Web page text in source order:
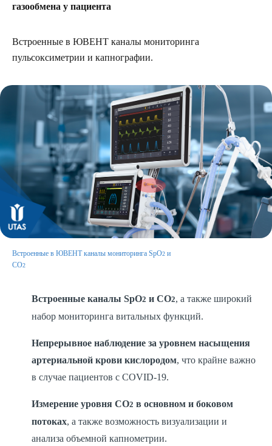
газообмена у пациента
Встроенные в ЮВЕНТ каналы мониторинга
пульсоксиметрии и капнографии.
Встроенные в ЮВЕНТ каналы мониторинга SpO2 и
CO2
Встроенные каналы SpO2 и CO2, а также широкий
набор мониторинга витальных функций.
Непрерывное наблюдение за уровнем насыщения
артериальной крови кислородом, что крайне важно
в случае пациентов с COVID-19.
Измерение уровня CO2 в основном и боковом
потоках, а также возможность визуализации и
анализа объемной капнометрии.